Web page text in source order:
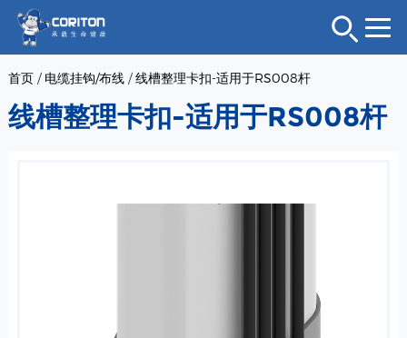
首页/ 电缆挂钩/布线/线槽整理卡扣-适用于RS008杆
线槽整理卡扣-适用于RS008杆